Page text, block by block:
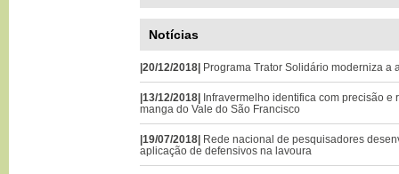
Notícias
|20/12/2018| Programa Trator Solidário moderniza a
|13/12/2018| Infravermelho identifica com precisão e
manga do Vale do São Francisco
|19/07/2018| Rede nacional de pesquisadores
aplicação de defensivos na lavoura